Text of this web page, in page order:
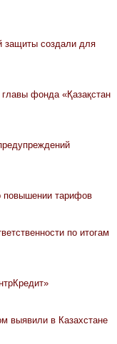
защиты создали для
фонда «Қазақстан
повышении тарифов
по итогам
выявили в Казахстане